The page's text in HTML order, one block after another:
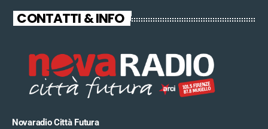
CONTATTI & INFO
Novaradio Città Futura